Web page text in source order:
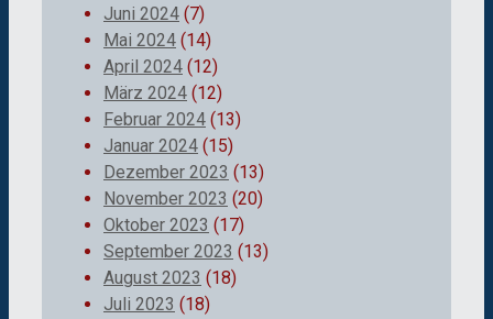
Juni 2024 (7)
Mai 2024 (14)
April 2024 (12)
März 2024 (12)
Februar 2024 (13)
Januar 2024 (15)
Dezember 2023 (13)
November 2023 (20)
Oktober 2023 (17)
September 2023 (13)
August 2023 (18)
Juli 2023 (18)